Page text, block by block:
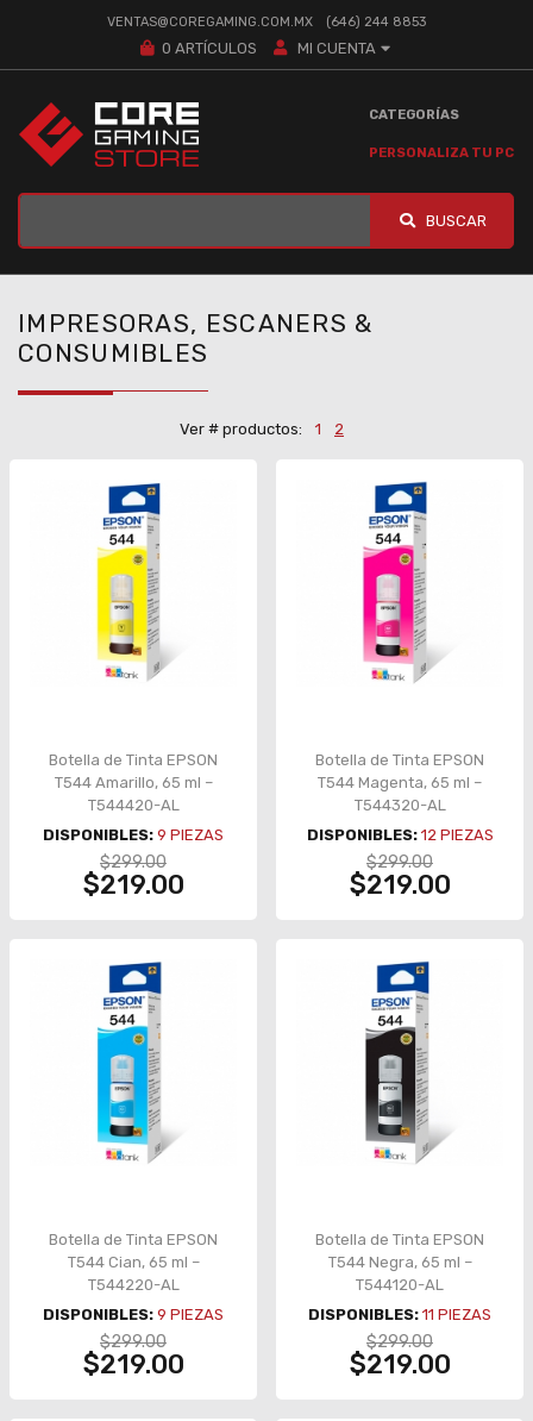
VENTAS@COREGAMING.COM.MX (646) 244 8853
0 ARTÍCULOS MI CUENTA
CATEGORÍAS
PERSONALIZA TU PC
BUSCAR
IMPRESORAS, ESCANERS &
CONSUMIBLES
Ver # productos: 1 2
Botella de Tinta EPSON
T544 Amarillo, 65 ml –
T544420-AL
DISPONIBLES: 9 PIEZAS
$299.00
$219.00
Botella de Tinta EPSON
T544 Magenta, 65 ml –
T544320-AL
DISPONIBLES: 12PIEZAS
$299.00
$219.00
Botella de Tinta EPSON
T544 Cian, 65 ml –
T544220-AL
DISPONIBLES: 9 PIEZAS
$299.00
$219.00
Botella de Tinta EPSON
T544 Negra, 65 ml –
T544120-AL
DISPONIBLES: 11 PIEZAS
$299.00
$219.00